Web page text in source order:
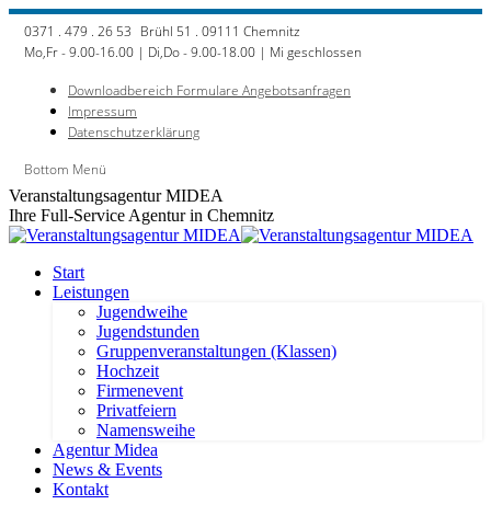
Zum
Inhalt
springen
0371 . 479 . 26 53 Brühl 51 . 09111 Chemnitz
Mo,Fr - 9.00-16.00 | Di,Do - 9.00-18.00 | Mi geschlossen
Downloadbereich Formulare Angebotsanfragen
Impressum
Datenschutzerklärung
Bottom Menü
in
Veranstaltungsagentur MIDEA
Ihre Full-Service Agentur in Chemnitz
Start
Leistungen
Jugendweihe
Jugendstunden
Gruppenveranstaltungen (Klassen)
Hochzeit
Firmenevent
Privatfeiern
Namensweihe
Agentur Midea
News & Events
Kontakt